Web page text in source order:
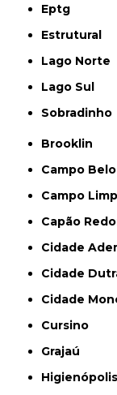
Eptg
Estrutural
Lago Norte
Lago Sul
Sobradinho
Brooklin
Campo Belo
Campo
Capão
Cidade
Cidade
Cidade
Cursino
Grajaú
Higienópolis